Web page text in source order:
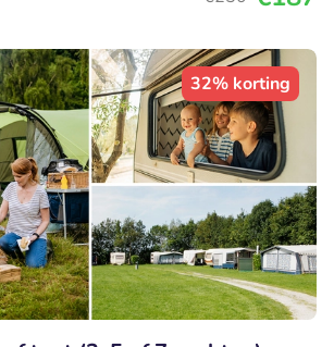
32% korting